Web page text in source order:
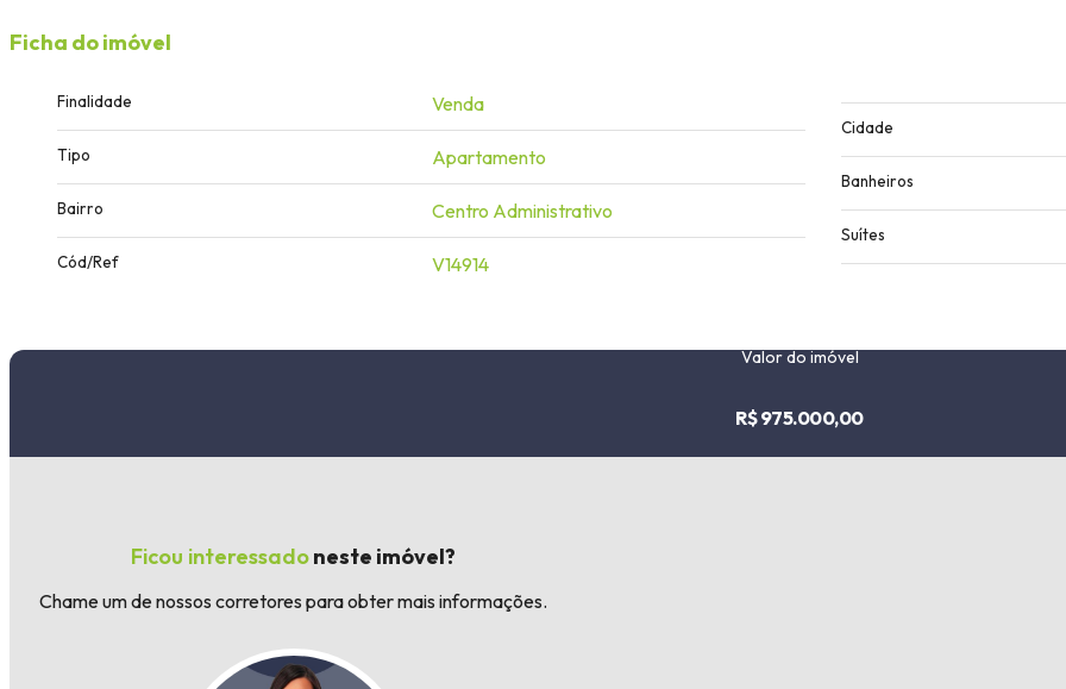
Ficha do imóvel
Finalidade Venda
Tipo Apartamento
Bairro Centro Administrativo
Cód/Ref V14914
Cidade
Banheiros
Suítes
Valor do imóvel
R$ 975.000,00
Ficou interessadoneste imóvel?
Chame um de nossos corretores para obter mais informações.